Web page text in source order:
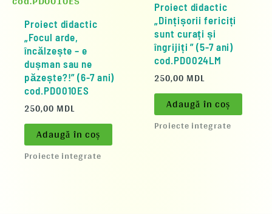
Proiect didactic
„Focul arde,
încălzește – e
dușman sau ne
păzește?!” (6-7 ani)
cod.PD0010ES
250,00 MDL
Adaugă în coș
Proiecte integrate
Proiect didactic
„Dințișorii fericiți
sunt curați și
îngrijiți ” (5-7 ani)
cod.PD0024LM
250,00 MDL
Adaugă în coș
Proiecte integrate